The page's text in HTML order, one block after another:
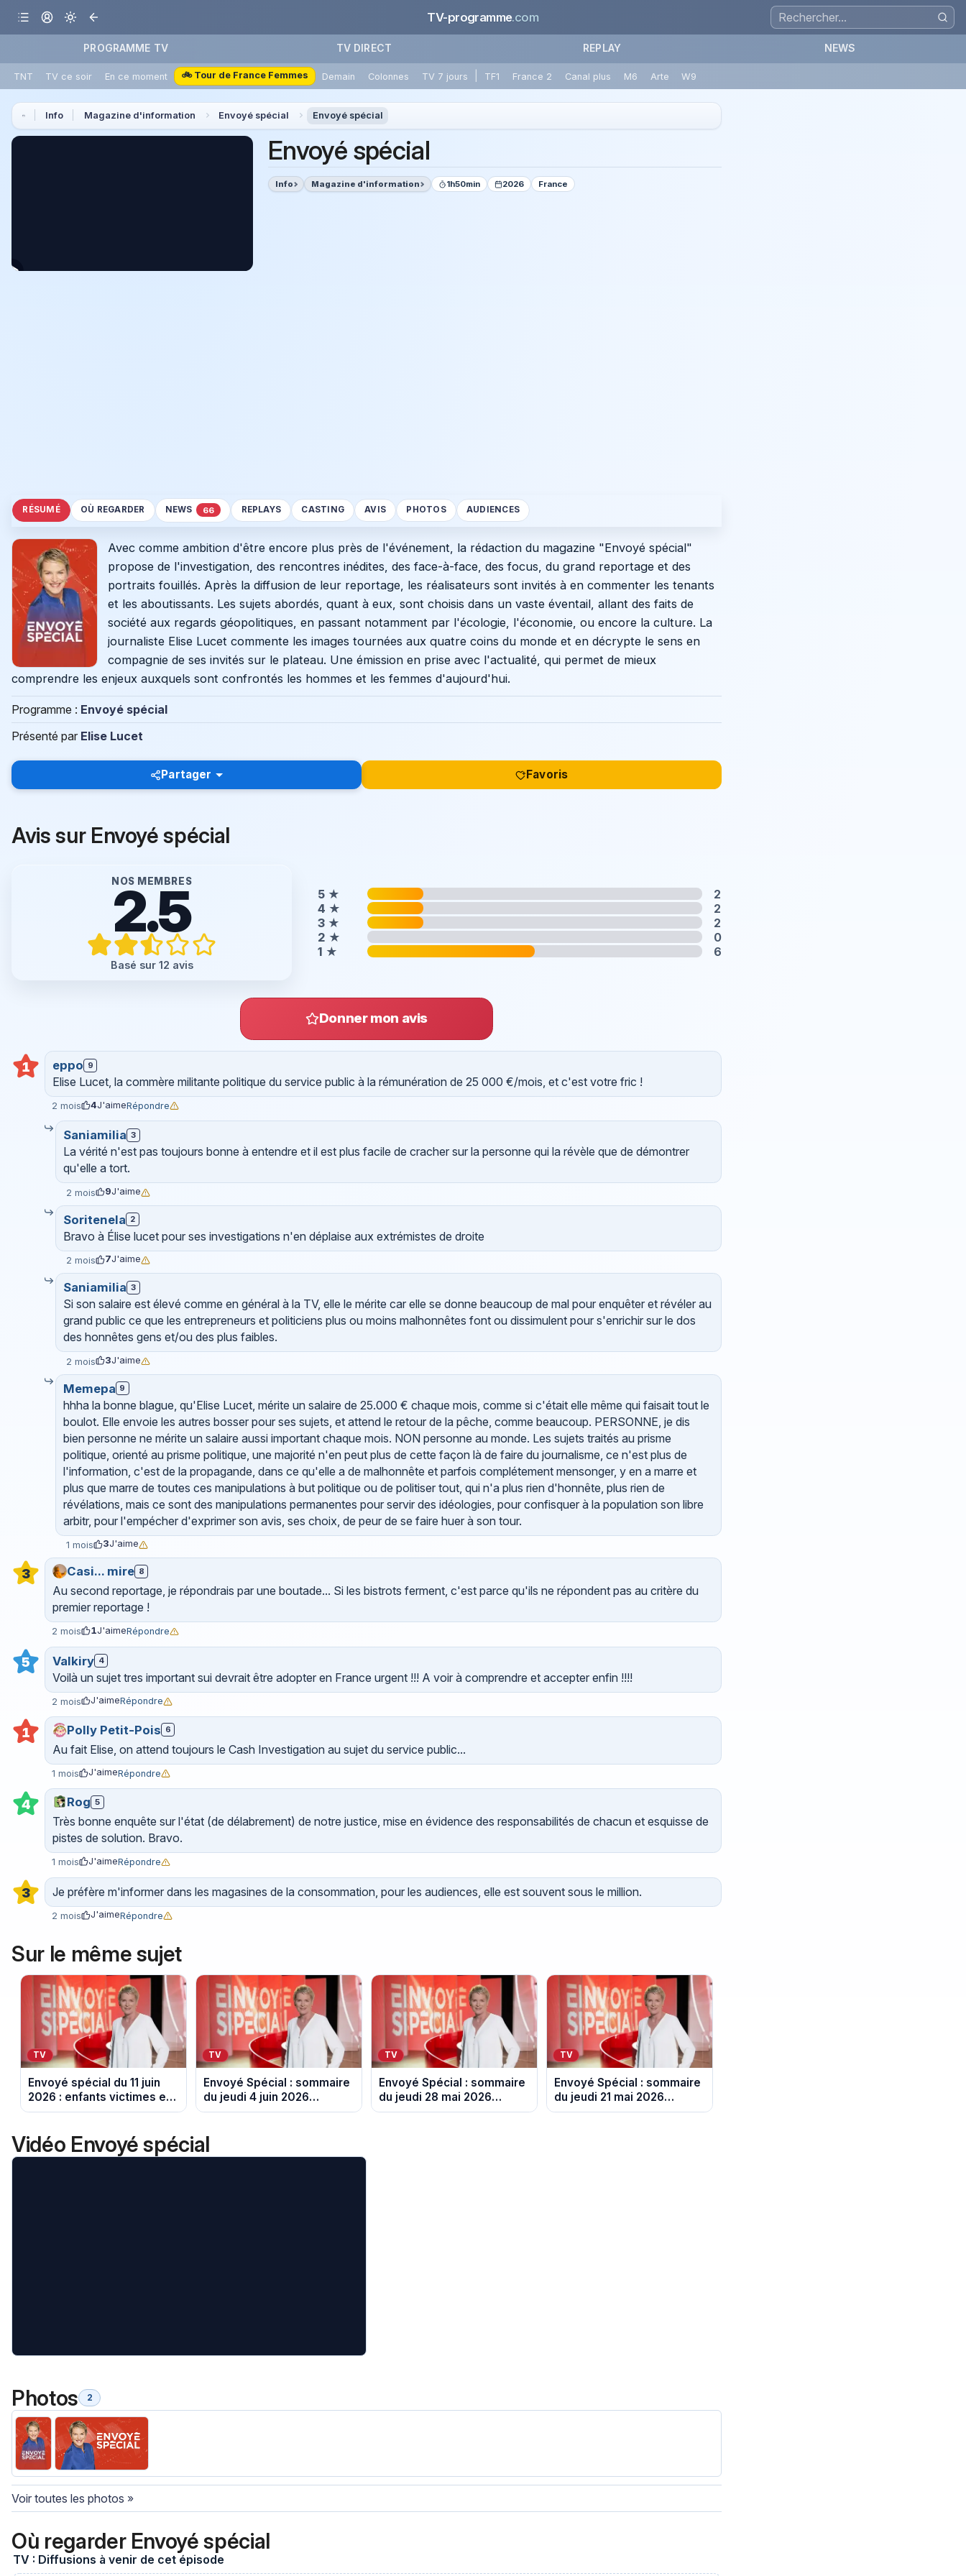
TV-programme.com
PROGRAMME TV TV DIRECT REPLAY NEWS
TNT TV ce soir En ce moment 🚲 Tour de France Femmes Demain Colonnes TV 7 jours TF1 France 2 Canal plus M6 Arte W9
Info Magazine d'information Envoyé spécial Envoyé spécial
Envoyé spécial
Info Magazine d'information 1h50min 2026 France
RÉSUMÉ OÙ REGARDER NEWS 66 REPLAYS CASTING AVIS PHOTOS AUDIENCES
Avec comme ambition d'être encore plus près de l'événement, la rédaction du magazine "Envoyé spécial"
propose de l'investigation, des rencontres inédites, des face-à-face, des focus, du grand reportage et des
portraits fouillés. Après la diffusion de leur reportage, les réalisateurs sont invités à en commenter les tenants
et les aboutissants. Les sujets abordés, quant à eux, sont choisis dans un vaste éventail, allant des faits de
société aux regards géopolitiques, en passant notamment par l'écologie, l'économie, ou encore la culture. La
journaliste Elise Lucet commente les images tournées aux quatre coins du monde et en décrypte le sens en
compagnie de ses invités sur le plateau. Une émission en prise avec l'actualité, qui permet de mieux
comprendre les enjeux auxquels sont confrontés les hommes et les femmes d'aujourd'hui.
Programme : Envoyé spécial
Présenté par Elise Lucet
Partager Favoris
Avis sur Envoyé spécial
NOS MEMBRES
2.5
Basé sur 12 avis
5 ★
2
4 ★
2
3 ★
2
2 ★
0
1 ★ 6
Donner mon avis
1 eppo 9
Elise Lucet, la commère militante politique du service public à la rémunération de 25 000 €/mois, et c'est votre fric !
2 mois 4J'aimeRépondre
Saniamilia 3
La vérité n'est pas toujours bonne à entendre et il est plus facile de cracher sur la personne qui la révèle que de démontrer
qu'elle a tort.
2 mois 9J'aime
Soritenela 2
Bravo à Élise lucet pour ses investigations n'en déplaise aux extrémistes de droite
2 mois 7J'aime
Saniamilia 3
Si son salaire est élevé comme en général à la TV, elle le mérite car elle se donne beaucoup de mal pour enquêter et révéler au
grand public ce que les entrepreneurs et politiciens plus ou moins malhonnêtes font ou dissimulent pour s'enrichir sur le dos
des honnêtes gens et/ou des plus faibles.
2 mois 3J'aime
Memepa 9
hhha la bonne blague, qu'Elise Lucet, mérite un salaire de 25.000 € chaque mois, comme si c'était elle même qui faisait tout le
boulot. Elle envoie les autres bosser pour ses sujets, et attend le retour de la pêche, comme beaucoup. PERSONNE, je dis
bien personne ne mérite un salaire aussi important chaque mois. NON personne au monde. Les sujets traités au prisme
politique, orienté au prisme politique, une majorité n'en peut plus de cette façon là de faire du journalisme, ce n'est plus de
l'information, c'est de la propagande, dans ce qu'elle a de malhonnête et parfois complétement mensonger, y en a marre et
plus que marre de toutes ces manipulations à but politique ou de politiser tout, qui n'a plus rien d'honnête, plus rien de
révélations, mais ce sont des manipulations permanentes pour servir des idéologies, pour confisquer à la population son libre
arbitr, pour l'empécher d'exprimer son avis, ses choix, de peur de se faire huer à son tour.
1 mois 3J'aime
3 Casi... mire 8
Au second reportage, je répondrais par une boutade... Si les bistrots ferment, c'est parce qu'ils ne répondent pas au critère du
premier reportage !
2 mois 1J'aimeRépondre
5 Valkiry 4
Voilà un sujet tres important sui devrait être adopter en France urgent !!! A voir à comprendre et accepter enfin !!!!
2 mois J'aimeRépondre
1 Polly Petit-Pois 6
Au fait Elise, on attend toujours le Cash Investigation au sujet du service public...
1 mois J'aimeRépondre
4 Rog 5
Très bonne enquête sur l'état (de délabrement) de notre justice, mise en évidence des responsabilités de chacun et esquisse de
pistes de solution. Bravo.
1 mois J'aimeRépondre
3 Je préfère m'informer dans les magasines de la consommation, pour les audiences, elle est souvent sous le million.
2 mois J'aimeRépondre
Sur le même sujet
TV
Envoyé spécial du 11 juin
2026 : enfants victimes et
lenteur de la justice au
TV
Envoyé Spécial : sommaire
du jeudi 4 juin 2026
présenté par Elise Lucet
TV
Envoyé Spécial : sommaire
du jeudi 28 mai 2026
présenté par Elise Lucet
TV
Envoyé Spécial : sommaire
du jeudi 21 mai 2026
présenté par Elise Lucet
Vidéo Envoyé spécial
Photos 2
Voir toutes les photos »
Où regarder Envoyé spécial
TV : Diffusions à venir de cet épisode